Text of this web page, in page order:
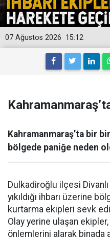
15:12
07 Ağustos 2026
Kahramanmaraş’ta bir
bölgede paniğe neden
Dulkadiroğlu ilçesi
yıkıldığı ihbarı üzerine
kurtarma ekipleri sevk
Olay yerine ulaşan
önlemlerini alarak binada